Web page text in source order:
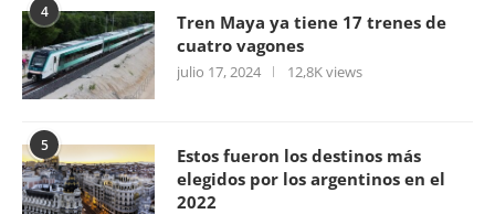
4
Tren Maya ya tiene 17 trenes de
cuatro vagones
julio 17, 2024 12,8K views
5
Estos fueron los destinos más
elegidos por los argentinos en el
2022